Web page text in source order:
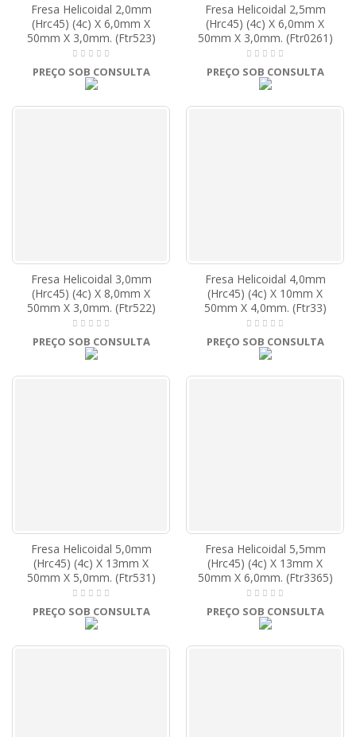
Fresa Helicoidal 2,0mm
(Hrc45) (4c) X 6,0mm X
50mm X 3,0mm. (Ftr523)
PREÇO SOB CONSULTA
Fresa Helicoidal 2,5mm
(Hrc45) (4c) X 6,0mm X
50mm X 3,0mm. (Ftr0261)
PREÇO SOB CONSULTA
Fresa Helicoidal 3,0mm
(Hrc45) (4c) X 8,0mm X
50mm X 3,0mm. (Ftr522)
PREÇO SOB CONSULTA
Fresa Helicoidal 4,0mm
(Hrc45) (4c) X 10mm X
50mm X 4,0mm. (Ftr33)
PREÇO SOB CONSULTA
Fresa Helicoidal 5,0mm
(Hrc45) (4c) X 13mm X
50mm X 5,0mm. (Ftr531)
PREÇO SOB CONSULTA
Fresa Helicoidal 5,5mm
(Hrc45) (4c) X 13mm X
50mm X 6,0mm. (Ftr3365)
PREÇO SOB CONSULTA